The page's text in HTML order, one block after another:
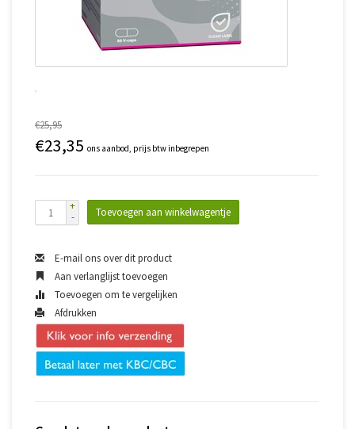
€25,95
€23,35 ons aanbod, prijs btw inbegrepen
+
-
Toevoegen aan winkelwagentje
E-mail ons over dit product
Aan verlanglijst toevoegen
Toevoegen om te vergelijken
Afdrukken